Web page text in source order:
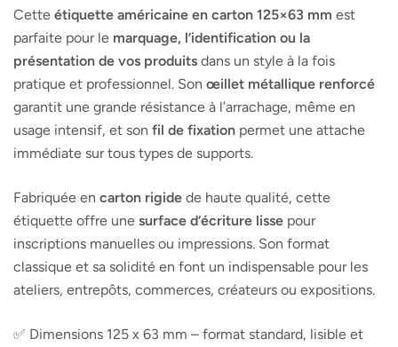
Cette étiquette américaine en carton 125×63 mm est
parfaite pour le marquage, l’identification ou la
présentation de vos produits dans un style à la fois
pratique et professionnel. Son œillet métallique renforcé
garantit une grande résistance à l’arrachage, même en
usage intensif, et son fil de fixation permet une attache
immédiate sur tous types de supports.
Fabriquée en carton rigide de haute qualité, cette
étiquette offre une surface d’écriture lisse pour
inscriptions manuelles ou impressions. Son format
classique et sa solidité en font un indispensable pour les
ateliers, entrepôts, commerces, créateurs ou expositions.
✅ Dimensions 125 x 63 mm – format standard, lisible et